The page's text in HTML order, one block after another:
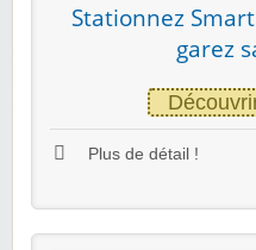
Stationnez
garez
Plus de détail !